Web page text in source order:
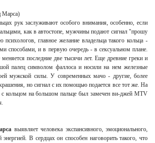
Марса)
рук заслуживают особого внимания, особенно, если
как в автостопе, мужчины подают сигнал "прошу
главное желание владельца такого кольца -
способами, и в первую очередь - в сексуальном плане.
последние две тысячи лет. Еще древние греки и
палец символом фаллоса и носили на нем железные
мужской силы. У современных мачо - другие, более
но сигнал с их помощью подается все тот же. На
кольцом на большом пальце был замечен ви-джей MTV
выявляет человека экспансивного, эмоционального,
В сердцах он способен наговорить такого, что